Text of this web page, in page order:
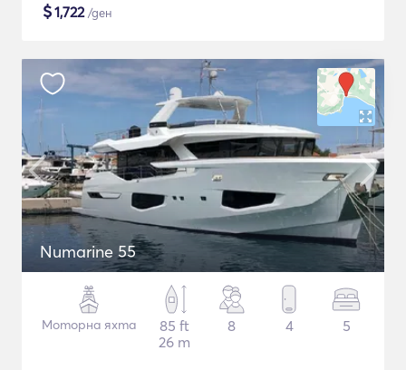
$1,722/ден
Numarine 55
Моторна яхта
85 ft
26 m
8 4 5